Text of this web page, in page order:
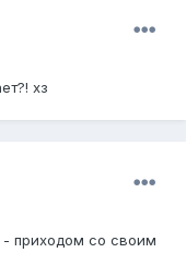
хз
приходом со своим